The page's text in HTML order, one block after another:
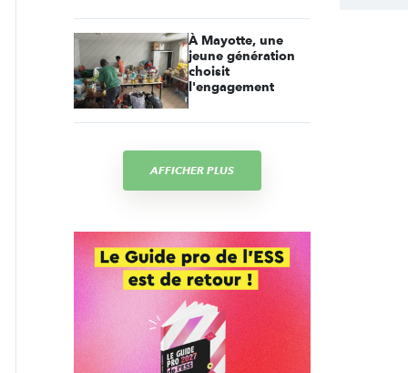
À Mayotte, une
jeune génération
choisit
l'engagement
AFFICHER PLUS